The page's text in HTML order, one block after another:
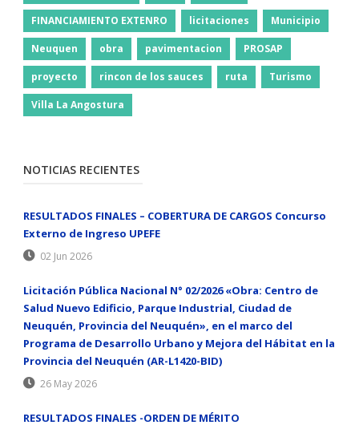
FINANCIAMIENTO EXTENRO licitaciones Municipio
Neuquen obra pavimentacion PROSAP
proyecto rincon de los sauces ruta Turismo
Villa La Angostura
NOTICIAS RECIENTES
RESULTADOS FINALES – COBERTURA DE CARGOS Concurso
Externo de Ingreso UPEFE
02 Jun 2026
Licitación Pública Nacional N° 02/2026 «Obra: Centro de
Salud Nuevo Edificio, Parque Industrial, Ciudad de
Neuquén, Provincia del Neuquén», en el marco del
Programa de Desarrollo Urbano y Mejora del Hábitat en la
Provincia del Neuquén (AR-L1420-BID)
26 May 2026
RESULTADOS FINALES -ORDEN DE MÉRITO